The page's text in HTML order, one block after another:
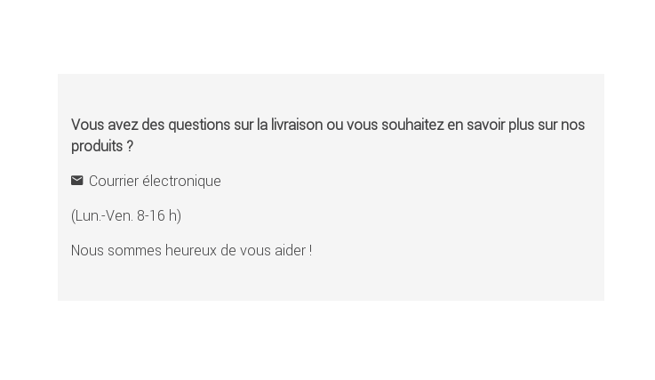
Vous avez des questions sur la livraison ou vous souhaitez en savoir plus sur nos
produits ?
Courrier électronique
(Lun.-Ven. 8-16 h)
Nous sommes heureux de vous aider !